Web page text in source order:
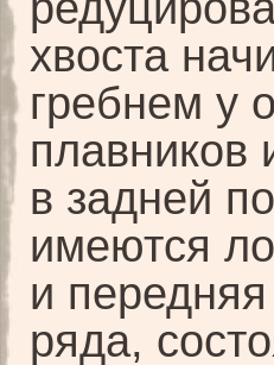
хвоста
гребнем у
плавников
в задней
имеются
и
ряда,